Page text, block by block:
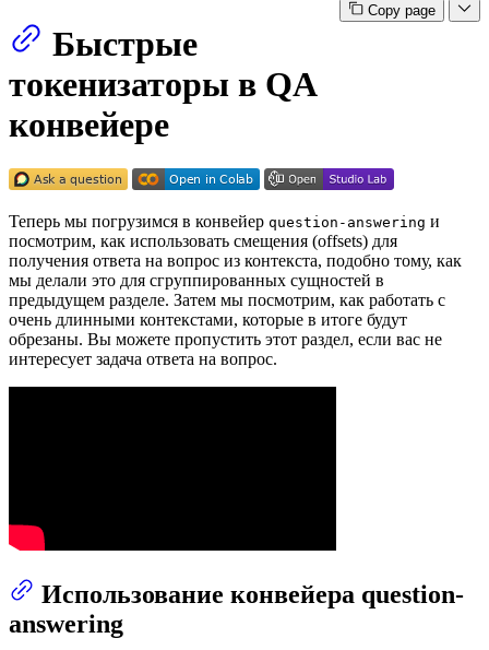
Copy page
Быстрые
токенизаторы в QA
конвейере
Теперь мы погрузимся в конвейер question-answering и
посмотрим, как использовать смещения (offsets) для
получения ответа на вопрос из контекста, подобно тому, как
мы делали это для сгруппированных сущностей в
предыдущем разделе. Затем мы посмотрим, как работать с
очень длинными контекстами, которые в итоге будут
обрезаны. Вы можете пропустить этот раздел, если вас не
интересует задача ответа на вопрос.
Использование конвейера question-
answering